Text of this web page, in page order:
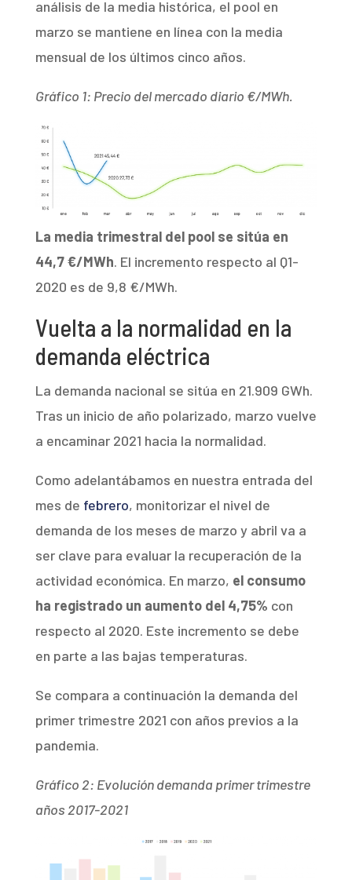
análisis de la media histórica, el pool en
marzo se mantiene en línea con la media
mensual de los últimos cinco años.
Gráfico 1: Precio del mercado diario €/MWh.
La media trimestral del pool se sitúa en
44,7 €/MWh. El incremento respecto al Q1-
2020 es de 9,8 €/MWh.
Vuelta a la normalidad en la
demanda eléctrica
La demanda nacional se sitúa en 21.909 GWh.
Tras un inicio de año polarizado, marzo vuelve
a encaminar 2021 hacia la normalidad.
Como adelantábamos en nuestra entrada del
mes de febrero, monitorizar el nivel de
demanda de los meses de marzo y abril va a
ser clave para evaluar la recuperación de la
actividad económica. En marzo, el consumo
ha registrado un aumento del 4,75% con
respecto al 2020. Este incremento se debe
en parte a las bajas temperaturas.
Se compara a continuación la demanda del
primer trimestre 2021 con años previos a la
pandemia.
Gráfico 2: Evolución demanda primer trimestre
años 2017-2021